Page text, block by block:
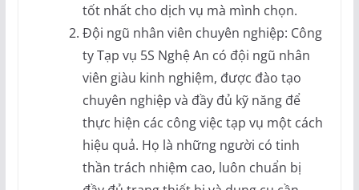
tốt nhất cho dịch vụ mà mình chọn.
Đội ngũ nhân viên chuyên nghiệp: Công
ty Tạp vụ 5S Nghệ An có đội ngũ nhân
viên giàu kinh nghiệm, được đào tạo
chuyên nghiệp và đầy đủ kỹ năng để
thực hiện các công việc tạp vụ một cách
hiệu quả. Họ là những người có tinh
thần trách nhiệm cao, luôn chuẩn bị